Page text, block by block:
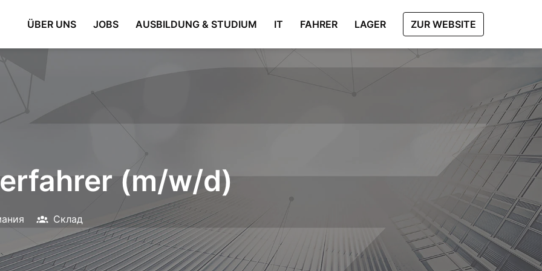
ÜBER UNS JOBS AUSBILDUNG & STUDIUM IT FAHRER LAGER ZUR WEBSITE
(m/w/d)
Склад